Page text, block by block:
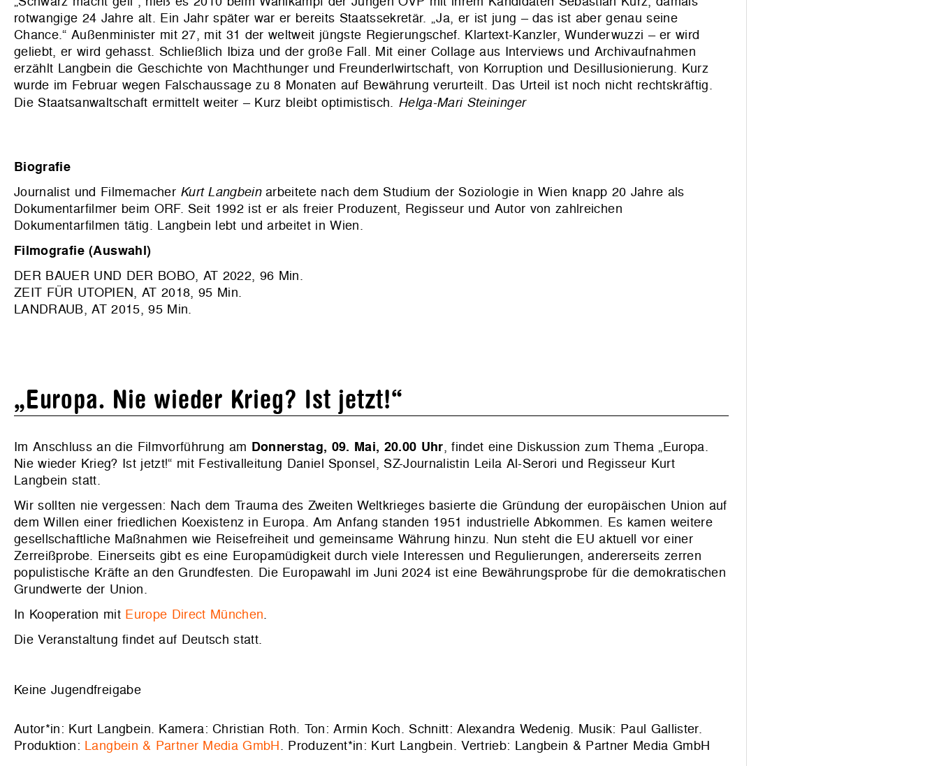
rotwangige 24 Jahre alt. Ein Jahr später war er bereits Staatssekretär. „Ja, er ist jung – das ist aber genau seine
Chance.“ Außenminister mit 27, mit 31 der weltweit jüngste Regierungschef. Klartext-Kanzler, Wunderwuzzi – er wird
geliebt, er wird gehasst. Schließlich Ibiza und der große Fall. Mit einer Collage aus Interviews und Archivaufnahmen
erzählt Langbein die Geschichte von Machthunger und Freunderlwirtschaft, von Korruption und Desillusionierung. Kurz
wurde im Februar wegen Falschaussage zu 8 Monaten auf Bewährung verurteilt. Das Urteil ist noch nicht rechtskräftig.
Die Staatsanwaltschaft ermittelt weiter – Kurz bleibt optimistisch. Helga-Mari Steininger
Biografie
Journalist und Filmemacher Kurt Langbeinarbeitete nach dem Studium der Soziologie in Wien knapp 20 Jahre als
Dokumentarfilmer beim ORF. Seit 1992 ist er als freier Produzent, Regisseur und Autor von zahlreichen
Dokumentarfilmen tätig. Langbein lebt und arbeitet in Wien.
Filmografie (Auswahl)
DER BAUER UND DER BOBO, AT 2022, 96 Min.
ZEIT FÜR UTOPIEN, AT 2018, 95 Min.
LANDRAUB, AT 2015, 95 Min.
„Europa. Nie wieder Krieg? Ist jetzt!“
Im Anschluss an die Filmvorführung am Donnerstag, 09. Mai, 20.00 Uhr, findet eine Diskussion zum Thema „Europa.
Nie wieder Krieg? Ist jetzt!“ mit Festivalleitung Daniel Sponsel, SZ-Journalistin Leila Al-Serori und Regisseur Kurt
Langbein statt.
Wir sollten nie vergessen: Nach dem Trauma des Zweiten Weltkrieges basierte die Gründung der europäischen Union auf
dem Willen einer friedlichen Koexistenz in Europa. Am Anfang standen 1951 industrielle Abkommen. Es kamen weitere
gesellschaftliche Maßnahmen wie Reisefreiheit und gemeinsame Währung hinzu. Nun steht die EU aktuell vor einer
Zerreißprobe. Einerseits gibt es eine Europamüdigkeit durch viele Interessen und Regulierungen, andererseits zerren
populistische Kräfte an den Grundfesten. Die Europawahl im Juni 2024 ist eine Bewährungsprobe für die demokratischen
Grundwerte der Union.
In Kooperation mit Europe Direct München.
Die Veranstaltung findet auf Deutsch statt.
Keine Jugendfreigabe
Autor*in: Kurt Langbein. Kamera: Christian Roth. Ton: Armin Koch. Schnitt: Alexandra Wedenig. Musik: Paul Gallister.
Produktion: Langbein & Partner Media GmbH. Produzent*in: Kurt Langbein. Vertrieb: Langbein & Partner Media GmbH